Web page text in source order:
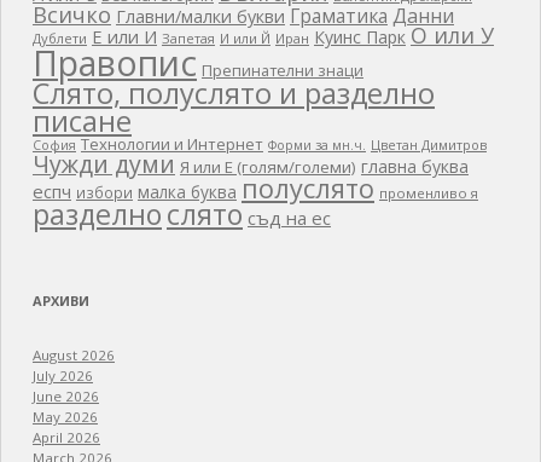
Всичко Главни/малки букви Граматика Данни
Дублети Е или И Запетая И или Й Иран Куинс Парк О или У
Правопис Препинателни знаци
Слято, полуслято и разделно
писане
София Технологии и Интернет Форми за мн.ч. Цветан Димитров
Чужди думи Я или Е (голям/големи) главна буква
еспч избори малка буква полуслято променливо я
разделнослято съд на ес
АРХИВИ
August 2026
July 2026
June 2026
May 2026
April 2026
March 2026